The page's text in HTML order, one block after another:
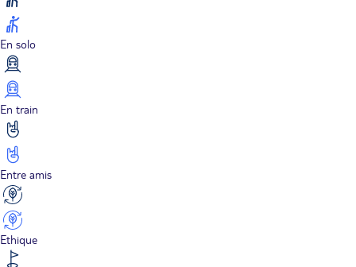
En solo
En train
Entre amis
Ethique